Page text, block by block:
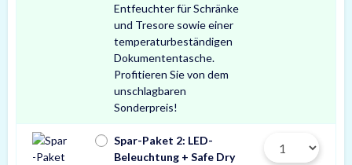
Entfeuchter für Schränke
und Tresore sowie einer
temperaturbeständigen
Dokumententasche.
Profitieren Sie von dem
unschlagbaren
Sonderpreis!
Spar-Paket 2: LED-
Beleuchtung + Safe Dry